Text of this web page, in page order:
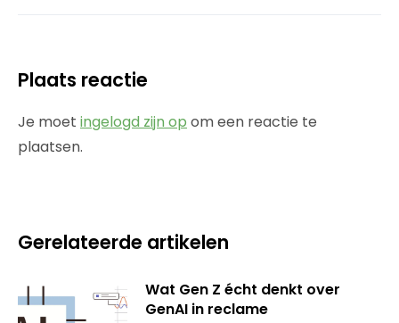
Plaats reactie
Je moet ingelogd zijn op om een reactie te
plaatsen.
Gerelateerde artikelen
Wat Gen Z écht denkt over
GenAI in reclame